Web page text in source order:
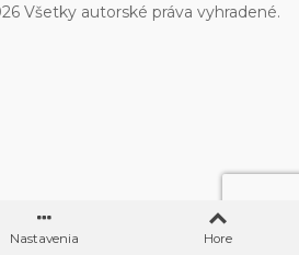
Všetky autorské práva vyhradené.
Nastavenia Hore